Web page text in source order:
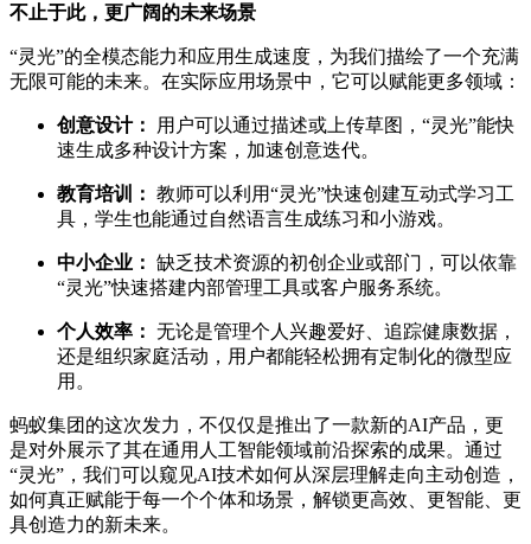
不止于此，更广阔的未来场景
“灵光”的全模态能力和应用生成速度，为我们描绘了一个充满
无限可能的未来。在实际应用场景中，它可以赋能更多领域：
创意设计：
用户可以通过描述或上传草图，“灵光”能快
速生成多种设计方案，加速创意迭代。
教育培训： 教师可以利用“灵光”快速创建互动式学习工
具，学生也能通过自然语言生成练习和小游戏。
中小企业： 缺乏技术资源的初创企业或部门，可以依靠
“灵光”快速搭建内部管理工具或客户服务系统。
个人效率： 无论是管理个人兴趣爱好、追踪健康数据，
还是组织家庭活动，用户都能轻松拥有定制化的微型应
用。
蚂蚁集团的这次发力，不仅仅是推出了一款新的AI产品，更
是对外展示了其在通用人工智能领域前沿探索的成果。通过
“灵光”，我们可以窥见AI技术如何从深层理解走向主动创造，
如何真正赋能于每一个个体和场景，解锁更高效、更智能、更
具创造力的新未来。